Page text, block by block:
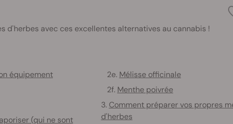
d'herbes avec ces excellentes alternatives au cannabis !
équipement
(qui ne sont
2e. Mélisse officinale
2f. Menthe poivrée
3. Comment préparer vos propres
d'herbes